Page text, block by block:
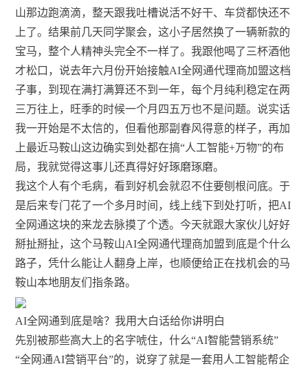
山那边跑滴滴，整天跟我吐槽说活不好干、车贷都快还不
上了。结果前几天同学聚会，这小子居然换了一辆新款的
宝马，整个人精神头完全不一样了。我跟他喝了三杯酒他
才松口，说去年六月份开始接触AI全网通代理商加盟这档
子事，到现在满打满算还不到一年，每个月纯利稳定在两
三万往上，旺季的时候一个月四五万也不是问题。说实话
我一开始是不太信的，但看他那副春风得意的样子，再加
上最近马鞍山这边确实到处都在搞“人工智能+万物”的布
局，我就觉得这事儿还真得好好琢磨琢磨。
我这个人有个毛病，看到好机会就忍不住要刨根问底。于
是后来专门花了一个多月时间，线上线下到处打听，把AI
全网通这块的来龙去脉摸了个透。今天就跟大家伙儿好好
掰扯掰扯，这个马鞍山AI全网通代理商加盟到底是个什么
路子，凭什么能让人翻身上岸，也顺便给正在找机会的马
鞍山本地朋友们指条路。
AI全网通到底是啥？我用大白话给你讲明白
先别被那些高大上的名字唬住，什么“AI智能营销系统”
“全网通AI营销平台”的，说穿了就是一套用人工智能帮企